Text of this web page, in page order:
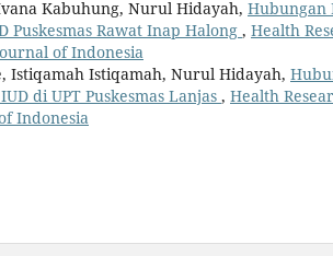
Kabuhung, Nurul Hidayah, Hubungan
Puskesmas Rawat Inap Halong , Health
of Indonesia
Istiqamah Istiqamah, Nurul Hidayah,
di UPT Puskesmas Lanjas , Health
Indonesia